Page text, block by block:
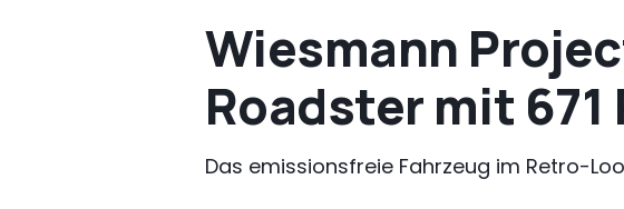
Wiesmann
Roadster mit 671
Das emissionsfreie Fahrzeug im Retro-